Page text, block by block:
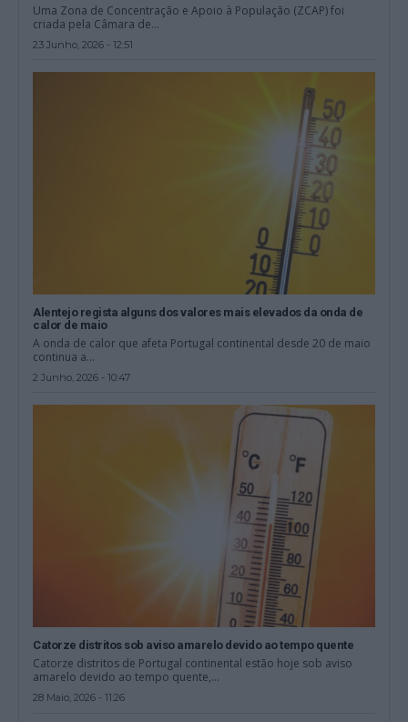
Uma Zona de Concentração e Apoio à População (ZCAP) foi
criada pela Câmara de...
23 Junho, 2026 - 12:51
Alentejo regista alguns dos valores mais elevados da onda de
calor de maio
A onda de calor que afeta Portugal continental desde 20 de maio
continua a...
2 Junho, 2026 - 10:47
Catorze distritos sob aviso amarelo devido ao tempo quente
Catorze distritos de Portugal continental estão hoje sob aviso
amarelo devido ao tempo quente,...
28 Maio, 2026 - 11:26